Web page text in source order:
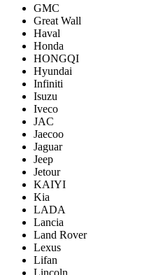
GMC
Great Wall
Haval
Honda
HONGQI
Hyundai
Infiniti
Isuzu
Iveco
JAC
Jaecoo
Jaguar
Jeep
Jetour
KAIYI
Kia
LADA
Lancia
Land Rover
Lexus
Lifan
Lincoln